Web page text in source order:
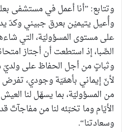
وتتابع: ”أنا أعمل في مستشفى
وأُعيل يتيميْن بعرق جبيني وكدّ
على مستوى المسؤوليّة، التي
الصِّبا، إذ استطعت أن أجتاز
وثباتٍ من أجل الحفاظ على ولديّ
لأنّ إيماني بأهمّيّة وجودي،
من المسؤوليّة، بما يسهّل لنا
الأيّام وما تخبّئه لنا من مفاجآتّ
وسعادتنا“.